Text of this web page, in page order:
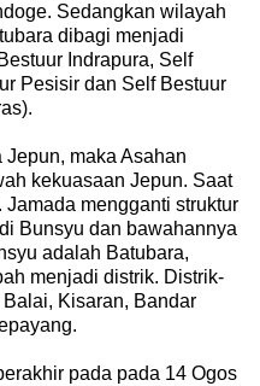
Sedangkan wilayah
dibagi menjadi
Indrapura, Self
Pesisir dan Self Bestuur
maka Asahan
kekuasaan Jepun. Saat
mengganti struktur
Bunsyu dan bawahannya
adalah Batubara,
menjadi distrik. Distrik-
Kisaran, Bandar
pada pada 14 Ogos